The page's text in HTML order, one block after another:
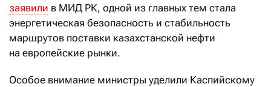
заявили в МИД РК, одной из главных тем стала
энергетическая безопасность и стабильность
маршрутов поставки казахстанской нефти
на европейские рынки.
Особое внимание министры уделили Каспийскому